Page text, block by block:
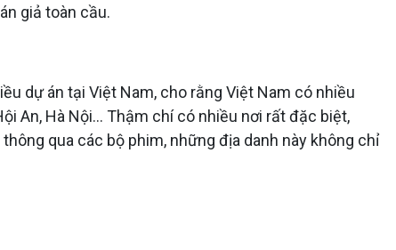
giả toàn cầu.
dự án tại Việt Nam, cho rằng Việt Nam có nhiều
An, Hà Nội... Thậm chí có nhiều nơi rất đặc biệt,
qua các bộ phim, những địa danh này không chỉ